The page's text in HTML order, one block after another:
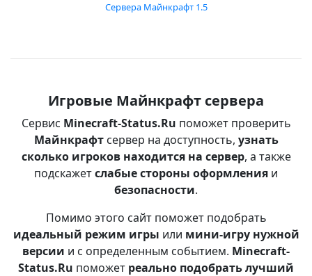
Сервера Майнкрафт 1.5
Игровые Майнкрафт сервера
Сервис Minecraft-Status.Ru поможет проверить
Майнкрафтсервер на доступность, узнать
сколько игроков находится на сервер, а также
подскажетслабые стороны оформления и
безопасности.
Помимо этого сайт поможет подобрать
идеальный режим игры или мини-игру нужной
версии и с определенным событием. Minecraft-
Status.Ru поможет реально подобрать лучший